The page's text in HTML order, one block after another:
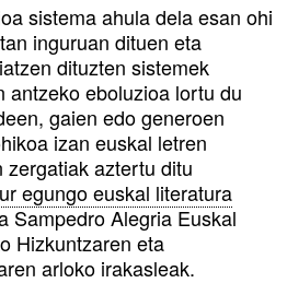
sistema ahula dela esan ohi
inguruan dituen eta
dituzten sistemek
antzeko eboluzioa lortu du
gaien edo generoen
izan euskal letren
zergatiak aztertu ditu
egungo euskal literatura
Sampedro Alegria Euskal
Hizkuntzaren eta
arloko irakasleak.